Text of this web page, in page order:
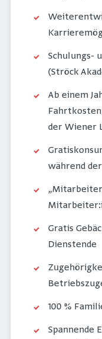
Schulungs-
(Ströck
Ab einem
der Wiener
während
Gratis
Dienstende
100 %
Spannende